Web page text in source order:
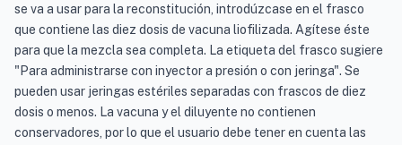
se va a usar para la reconstitución, introdúzcase en el frasco
que contiene las diez dosis de vacuna liofilizada. Agítese éste
para que la mezcla sea completa. La etiqueta del frasco sugiere
"Para administrarse con inyector a presión o con jeringa". Se
pueden usar jeringas estériles separadas con frascos de diez
dosis o menos. La vacuna y el diluyente no contienen
conservadores, por lo que el usuario debe tener en cuenta las